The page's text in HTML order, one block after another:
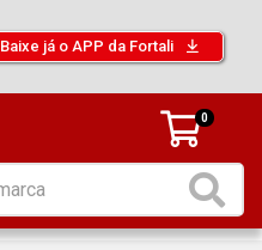
Baixe já o APP da Fortali
0